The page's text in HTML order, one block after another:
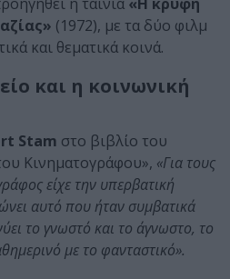
(1972), με τα δύο φιλμ
και θεματικά κοινά.
και η κοινωνική
Stam στο βιβλίο του
Κινηματογράφου», «Για τους
είχε την υπερβατική
αυτό που ήταν συμβατικά
το γνωστό και το άγνωστο, το
με το φανταστικό».